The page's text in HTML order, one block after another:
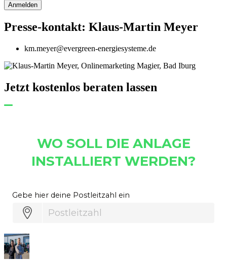
Anmelden
Presse-kontakt: Klaus-Martin Meyer
km.meyer@evergreen-energiesysteme.de
Jetzt kostenlos beraten lassen